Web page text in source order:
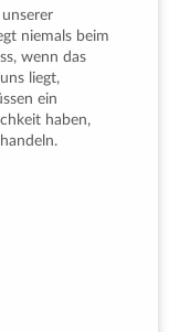
niemals beim
wenn das
liegt,
ein
haben,